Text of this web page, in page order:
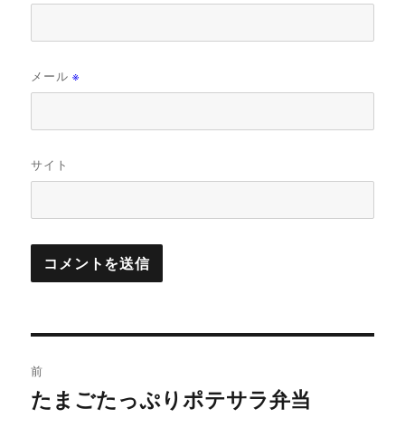
メール※
サイト
稿
前
前
たまごたっぷりポテサラ弁当